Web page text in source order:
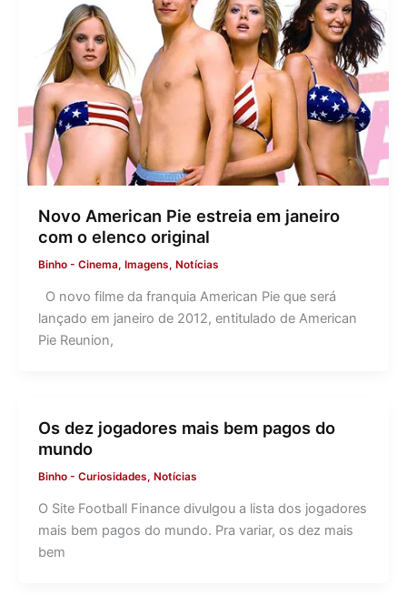
Novo American Pie estreia em janeiro
com o elenco original
Binho - Cinema, Imagens, Notícias
O novo filme da franquia American Pie que será
lançado em janeiro de 2012, entitulado de American
Pie Reunion,
Os dez jogadores mais bem pagos do
mundo
Binho - Curiosidades, Notícias
O Site Football Finance divulgou a lista dos jogadores
mais bem pagos do mundo. Pra variar, os dez mais
bem